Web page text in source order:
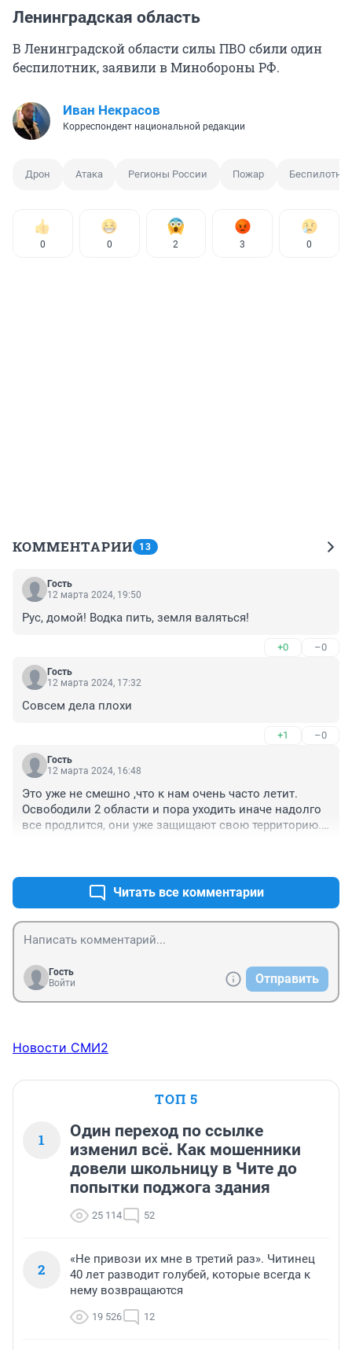
Ленинградская область
В Ленинградской области силы ПВО сбили один
беспилотник, заявили в Минобороны РФ.
Иван Некрасов
Корреспондент национальной редакции
Дрон Атака Регионы России Пожар
0 0 2 3 0
КОММЕНТАРИИ 13
Гость
12 марта 2024, 19:50
Рус, домой! Водка пить, земля валяться!
+0 –0
Гость
12 марта 2024, 17:32
Совсем дела плохи
+1 –0
Гость
12 марта 2024, 16:48
Это уже не смешно ,что к нам очень часто летит.
Освободили 2 области и пора уходить иначе надолго
все продлится, они уже защищают свою территорию.
Читать все комментарии
Гость
Войти
Отправить
Новости СМИ2
ТОП 5
1
Один переход по ссылке
изменил всё. Как мошенники
довели школьницу в Чите до
попытки поджога здания
25 114 52
2
«Не привози их мне в третий раз». Читинец
40 лет разводит голубей, которые всегда к
нему возвращаются
19 526 12